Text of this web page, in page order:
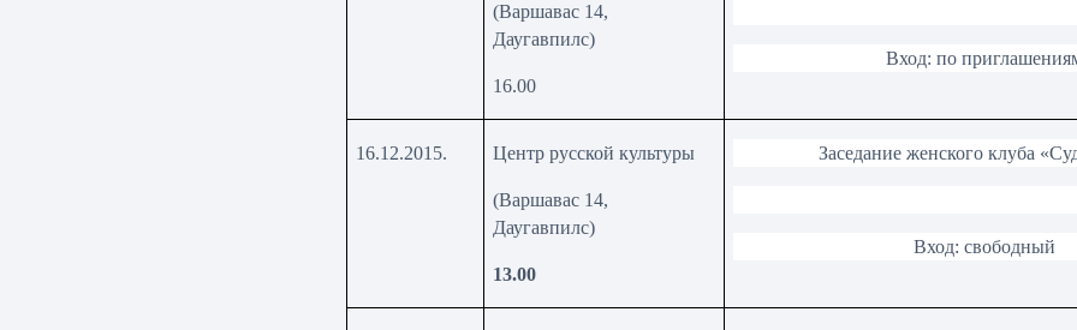
(Варшавас 14,
Даугавпилс)
16.00
Вход: по
16.12.2015. Центр русской культуры
(Варшавас 14,
Даугавпилс)
13.00
Заседание женского клуба
Вход: свободный